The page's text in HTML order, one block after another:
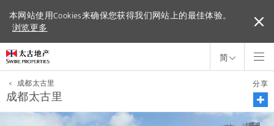
本网站使用Cookies来确保您获得我们网站上的最佳体验。
浏览更多
本网站使用Cookies来确保您获得我们网站上的最佳体验。
浏览更多
简
< 成都太古里
成都太古里
分享